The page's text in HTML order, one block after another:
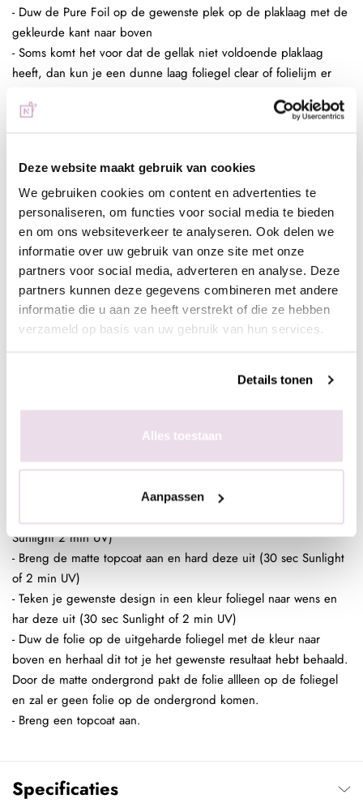
Deze website maakt gebruik van cookies
We gebruiken cookies om content en advertenties te
personaliseren, om functies voor social media te bieden
en om ons websiteverkeer te analyseren. Ook delen we
informatie over uw gebruik van onze site met onze
partners voor social media, adverteren en analyse. Deze
partners kunnen deze gegevens combineren met andere
informatie die u aan ze heeft verstrekt of die ze hebben
verzameld op basis van uw gebruik van hun services.
Details tonen
Alles toestaan
Aanpassen
- Duw de Pure Foil op de gewenste plek op de plaklaag met de
gekleurde kant naar boven
- Soms komt het voor dat de gellak niet voldoende plaklaag
heeft, dan kun je een dunne laag foliegel clear of folielijm er
- Trek de folie weer omhoog en herhaal dit tot je het resultaat
Full color nagel folie:
- Bereid de (kunst)nagel voor zoals gebruikelijk
- Breng een laag Be Jeweled Gelpolish, Urban Nails Colorgel of
Urban Nails Pro&Go no wipe aan en hard deze uit (30 sec
Sunlight 2 min UV)
- Breng een dunne strijklaag foliegel clear aan en hard deze uit
(30 sec Sunlight, 2 min UV) of folielijm en laat deze aan de
lucht drogen tot het volledig transparant is
- Duw de folie op de gewenste plek op de plaklaag van de
behaald. Door de sterke plaklaag van de foliegel zal de gehele
- Breng een topcoat aan over je design.
Nagel Folie Design:
- Bereid de (kunst)nagel voor zoals gebruikelijk
- Breng een laag Be Jeweled Gelpolish, Urban Nails Colorgel of
Sunlight 2 min UV)
- Breng de matte topcoat aan en hard deze uit (30 sec Sunlight
of 2 min UV)
- Teken je gewenste design in een kleur foliegel naar wens en
har deze uit (30 sec Sunlight of 2 min UV)
- Duw de folie op de uitgeharde foliegel met de kleur naar
boven en herhaal dit tot je het gewenste resultaat hebt behaald.
Door de matte ondergrond pakt de folie allleen op de foliegel
en zal er geen folie op de ondergrond komen.
- Breng een topcoat aan.
Specificaties